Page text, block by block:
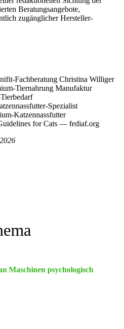
Beratungsangebote,
zugänglicher Hersteller-
Fachberatung Christina Williger
Tiernahrung Manufaktur
Spezialist
Katzennassfutter
for Cats — fediaf.org